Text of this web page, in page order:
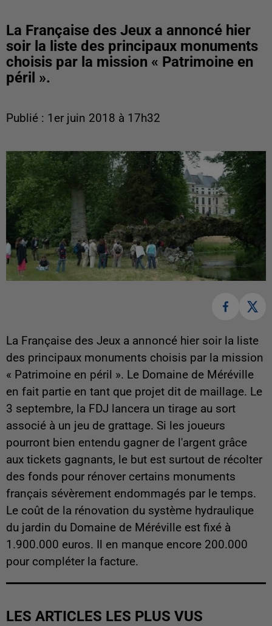
La Française des Jeux a annoncé hier
soir la liste des principaux monuments
choisis par la mission « Patrimoine en
péril ».
Publié : 1er juin 2018 à 17h32
La Française des Jeux a annoncé hier soir la liste
des principaux monuments choisis par la mission
« Patrimoine en péril ». Le Domaine de Méréville
en fait partie en tant que projet dit de maillage. Le
3 septembre, la FDJ lancera un tirage au sort
associé à un jeu de grattage. Si les joueurs
pourront bien entendu gagner de l'argent grâce
aux tickets gagnants, le but est surtout de récolter
des fonds pour rénover certains monuments
français sévèrement endommagés par le temps.
Le coût de la rénovation du système hydraulique
du jardin du Domaine de Méréville est fixé à
1.900.000 euros. Il en manque encore 200.000
pour compléter la facture.
LES ARTICLES LES PLUS VUS